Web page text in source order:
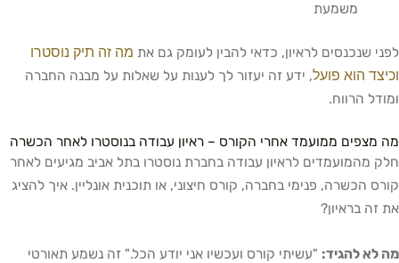
משמעת
לפני שנכנסים לראיון, כדאי להבין לעומק גם את מה זה תיק נוסטרו
וכיצד הוא פועל, ידע זה יעזור לך לענות על שאלות על מבנה החברה
ומודל הרווח.
מה מצפים ממועמד אחרי הקורס – ראיון עבודה בנוסטרו לאחר הכשרה
חלק מהמועמדים לראיון עבודה בחברת נוסטרו בתל אביב מגיעים לאחר
קורס הכשרה, פנימי בחברה, קורס חיצוני, או תוכנית אונליין. איך להציג
את זה בראיון?
מה לא להגיד: "עשיתי קורס ועכשיו אני יודע הכל." זה נשמע תאורטי